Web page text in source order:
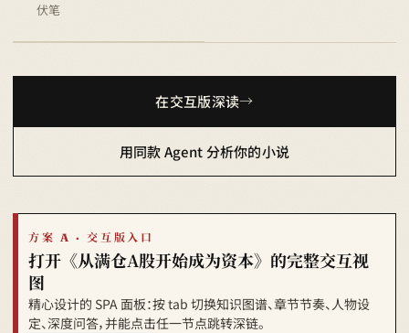
伏笔
在交互版深读
用同款 Agent 分析你的小说
方案 A · 交互版入口
打开《从满仓A股开始成为资本》的完整交互视
图
精心设计的 SPA 面板：按 tab 切换知识图谱、章节节奏、人物设
定、深度问答，并能点击任一节点跳转深链。